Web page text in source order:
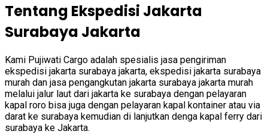
Tentang Ekspedisi Jakarta
Surabaya Jakarta
Kami Pujiwati Cargo adalah spesialis jasa pengiriman
ekspedisi jakarta surabaya jakarta, ekspedisi jakarta surabaya
murah dan jasa pengangkutan jakarta surabaya jakarta murah
melalui jalur laut dari jakarta ke surabaya dengan pelayaran
kapal roro bisa juga dengan pelayaran kapal kontainer atau via
darat ke surabaya kemudian di lanjutkan denga kapal ferry dari
surabaya ke Jakarta.